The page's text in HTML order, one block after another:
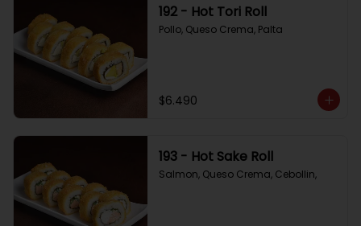
192 - Hot Tori Roll
Pollo, Queso Crema, Palta
$6.490
193 - Hot Sake Roll
Salmon, Queso Crema, Cebollin,